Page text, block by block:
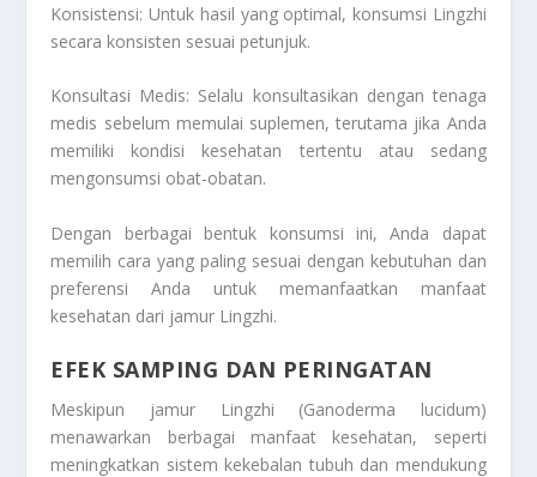
Konsistensi: Untuk hasil yang optimal, konsumsi Lingzhi
secara konsisten sesuai petunjuk.
Konsultasi Medis: Selalu konsultasikan dengan tenaga
medis sebelum memulai suplemen, terutama jika Anda
memiliki kondisi kesehatan tertentu atau sedang
mengonsumsi obat-obatan.
Dengan berbagai bentuk konsumsi ini, Anda dapat
memilih cara yang paling sesuai dengan kebutuhan dan
preferensi Anda untuk memanfaatkan manfaat
kesehatan dari jamur Lingzhi.
EFEK SAMPING DAN PERINGATAN
Meskipun jamur Lingzhi (Ganoderma lucidum)
menawarkan berbagai manfaat kesehatan, seperti
meningkatkan sistem kekebalan tubuh dan mendukung